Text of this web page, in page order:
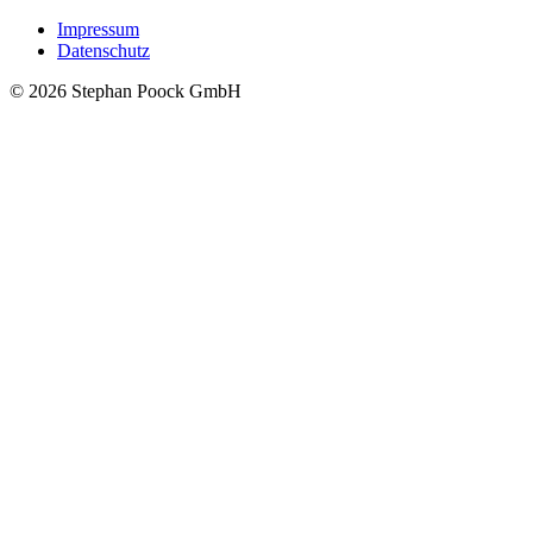
Impressum
Datenschutz
© 2026 Stephan Poock GmbH